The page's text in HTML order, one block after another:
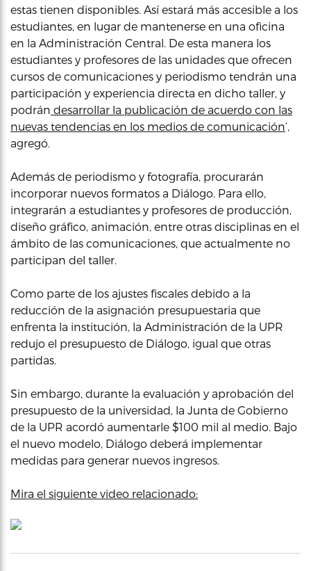
estas tienen disponibles. Así estará más accesible a los
estudiantes, en lugar de mantenerse en una oficina
en la Administración Central. De esta manera los
estudiantes y profesores de las unidades que ofrecen
cursos de comunicaciones y periodismo tendrán una
participación y experiencia directa en dicho taller, y
podrán desarrollar la publicación de acuerdo con las
nuevas tendencias en los medios de comunicación‘,
agregó.
Además de periodismo y fotografía, procurarán
incorporar nuevos formatos a Diálogo. Para ello,
integrarán a estudiantes y profesores de producción,
diseño gráfico, animación, entre otras disciplinas en el
ámbito de las comunicaciones, que actualmente no
participan del taller.
Como parte de los ajustes fiscales debido a la
reducción de la asignación presupuestaria que
enfrenta la institución, la Administración de la UPR
redujo el presupuesto de Diálogo, igual que otras
partidas.
Sin embargo, durante la evaluación y aprobación del
presupuesto de la universidad, la Junta de Gobierno
de la UPR acordó aumentarle $100 mil al medio. Bajo
el nuevo modelo, Diálogo deberá implementar
medidas para generar nuevos ingresos.
Mira el siguiente video relacionado: